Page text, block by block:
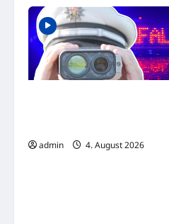
admin
4. August 2026